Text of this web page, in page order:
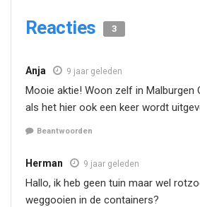
Reacties 3
Anja 9 jaar geleden
Mooie aktie! Woon zelf in Malburgen
als het hier ook een keer wordt
Beantwoorden
Herman 9 jaar geleden
Hallo, ik heb geen tuin maar wel
weggooien in de containers?